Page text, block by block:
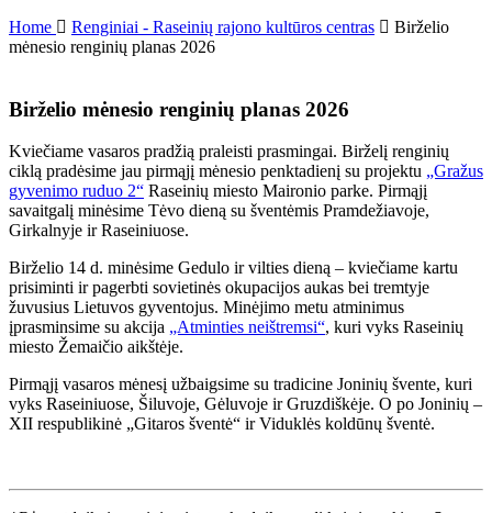
Home Renginiai - Raseinių rajono kultūros centras
Birželio
mėnesio renginių planas 2026
Birželio mėnesio renginių planas 2026
Kviečiame vasaros pradžią praleisti prasmingai. Birželį renginių
ciklą pradėsime jau pirmąjį mėnesio penktadienį su projektu „Gražus
gyvenimo ruduo 2“ Raseinių miesto Maironio parke. Pirmąjį
savaitgalį minėsime Tėvo dieną su šventėmis Pramdežiavoje,
Girkalnyje ir Raseiniuose.
Birželio 14 d. minėsime Gedulo ir vilties dieną – kviečiame kartu
prisiminti ir pagerbti sovietinės okupacijos aukas bei tremtyje
žuvusius Lietuvos gyventojus. Minėjimo metu atminimus
įprasminsime su akcija „Atminties neištremsi“, kuri vyks Raseinių
miesto Žemaičio aikštėje.
Pirmąjį vasaros mėnesį užbaigsime su tradicine Joninių švente, kuri
vyks Raseiniuose, Šiluvoje, Gėluvoje ir Gruzdiškėje. O po Joninių –
XII respublikinė „Gitaros šventė“ ir Viduklės koldūnų šventė.